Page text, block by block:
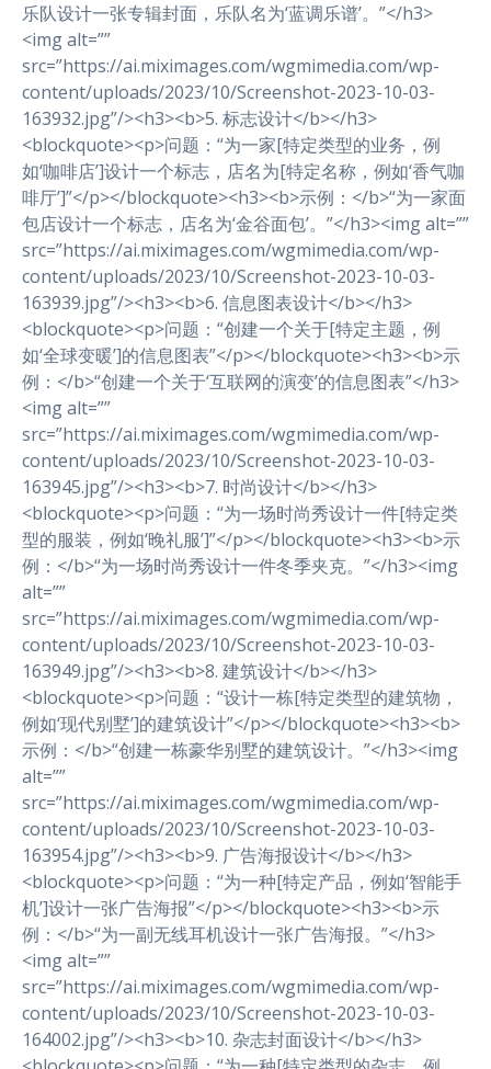
乐队设计一张专辑封面，乐队名为‘蓝调乐谱’。”</h3>
<img alt=””
src=”https://ai.miximages.com/wgmimedia.com/wp-
content/uploads/2023/10/Screenshot-2023-10-03-
163932.jpg”/><h3><b>5. 标志设计</b></h3>
<blockquote><p>问题：“为一家[特定类型的业务，例
如‘咖啡店’]设计一个标志，店名为[特定名称，例如‘香气咖
啡厅’]”</p></blockquote><h3><b>示例：</b>“为一家面
包店设计一个标志，店名为‘金谷面包’。”</h3><img alt=””
src=”https://ai.miximages.com/wgmimedia.com/wp-
content/uploads/2023/10/Screenshot-2023-10-03-
163939.jpg”/><h3><b>6. 信息图表设计</b></h3>
<blockquote><p>问题：“创建一个关于[特定主题，例
如‘全球变暖’]的信息图表”</p></blockquote><h3><b>示
例：</b>“创建一个关于‘互联网的演变’的信息图表”</h3>
<img alt=””
src=”https://ai.miximages.com/wgmimedia.com/wp-
content/uploads/2023/10/Screenshot-2023-10-03-
163945.jpg”/><h3><b>7. 时尚设计</b></h3>
<blockquote><p>问题：“为一场时尚秀设计一件[特定类
型的服装，例如‘晚礼服’]”</p></blockquote><h3><b>示
例：</b>“为一场时尚秀设计一件冬季夹克。”</h3><img
alt=””
src=”https://ai.miximages.com/wgmimedia.com/wp-
content/uploads/2023/10/Screenshot-2023-10-03-
163949.jpg”/><h3><b>8. 建筑设计</b></h3>
<blockquote><p>问题：“设计一栋[特定类型的建筑物，
例如‘现代别墅’]的建筑设计”</p></blockquote><h3><b>
示例：</b>“创建一栋豪华别墅的建筑设计。”</h3><img
alt=””
src=”https://ai.miximages.com/wgmimedia.com/wp-
content/uploads/2023/10/Screenshot-2023-10-03-
163954.jpg”/><h3><b>9. 广告海报设计</b></h3>
<blockquote><p>问题：“为一种[特定产品，例如‘智能手
机’]设计一张广告海报”</p></blockquote><h3><b>示
例：</b>“为一副无线耳机设计一张广告海报。”</h3>
<img alt=””
src=”https://ai.miximages.com/wgmimedia.com/wp-
content/uploads/2023/10/Screenshot-2023-10-03-
164002.jpg”/><h3><b>10. 杂志封面设计</b></h3>